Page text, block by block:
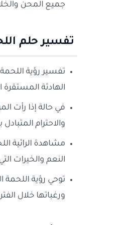
جميع المحن
تفسير حلم
تفسير رؤية
الهادئة
في حالة إذا رأت
والاحترام
مشاهدة الرائية
النعم والخيرات
توحي رؤية اللحمة
ورغباتها خلال